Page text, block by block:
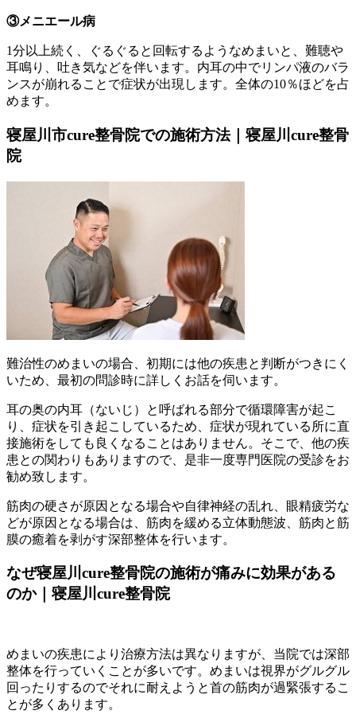
③メニエール病
1分以上続く、ぐるぐると回転するようなめまいと、難聴や
耳鳴り、吐き気などを伴います。内耳の中でリンパ液のバラ
ンスが崩れることで症状が出現します。全体の10％ほどを占
めます。
寝屋川市cure整骨院での施術方法｜寝屋川cure整骨
院
難治性のめまいの場合、初期には他の疾患と判断がつきにく
いため、最初の問診時に詳しくお話を伺います。
耳の奥の内耳（ないじ）と呼ばれる部分で循環障害が起こ
り、症状を引き起こしているため、症状が現れている所に直
接施術をしても良くなることはありません。そこで、他の疾
患との関わりもありますので、是非一度専門医院の受診をお
勧め致します。
筋肉の硬さが原因となる場合や自律神経の乱れ、眼精疲労な
どが原因となる場合は、筋肉を緩める立体動態波、筋肉と筋
膜の癒着を剥がす深部整体を行います。
なぜ寝屋川cure整骨院の施術が痛みに効果がある
のか｜寝屋川cure整骨院
めまいの疾患により治療方法は異なりますが、当院では深部
整体を行っていくことが多いです。めまいは視界がグルグル
回ったりするのでそれに耐えようと首の筋肉が過緊張するこ
とが多くあります。